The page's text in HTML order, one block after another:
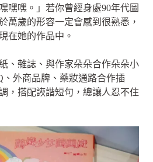
嘿嘿。」若你曾經身處90年代圖
萬歲的形容一定會感到很熟悉，
在她的作品中。
、雜誌、與作家朵朵合作朵朵小
外商品牌、藥妝通路合作插
，搭配詼諧短句，總讓人忍不住